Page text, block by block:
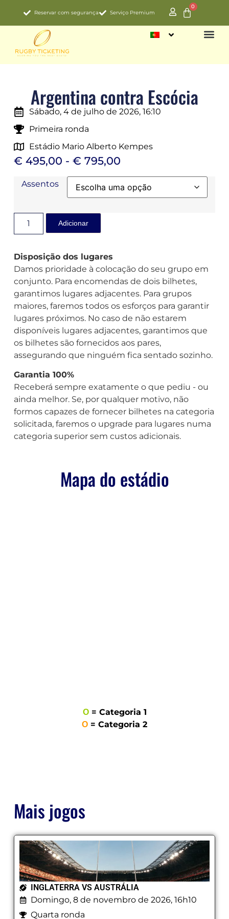
Reservar com segurança Serviço Premium
0
Argentina contra Escócia
Sábado, 4 de julho de 2026, 16:10
Primeira ronda
Estádio Mario Alberto Kempes
€ 495,00 - € 795,00
Assentos
Adicionar
Disposição dos lugares
Damos prioridade à colocação do seu grupo em
conjunto. Para encomendas de dois bilhetes,
garantimos lugares adjacentes. Para grupos
maiores, faremos todos os esforços para garantir
lugares próximos. No caso de não estarem
disponíveis lugares adjacentes, garantimos que
os bilhetes são fornecidos aos pares,
assegurando que ninguém fica sentado sozinho.
Garantia 100%
Receberá sempre exatamente o que pediu - ou
ainda melhor. Se, por qualquer motivo, não
formos capazes de fornecer bilhetes na categoria
solicitada, faremos o upgrade para lugares numa
categoria superior sem custos adicionais.
Mapa do estádio
Ο= Categoria 1
Ο = Categoria 2
Mais jogos
INGLATERRA VS AUSTRÁLIA
Domingo, 8 de novembro de 2026, 16h10
Quarta ronda